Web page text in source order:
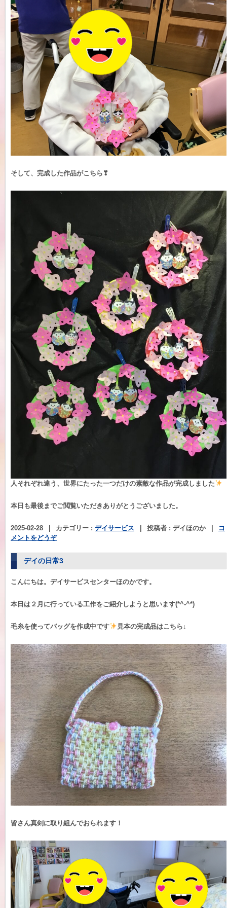
そして、完成した作品がこちら❣
人それぞれ違う、世界にたった一つだけの素敵な作品が完成しました
本日も最後までご閲覧いただきありがとうございました。
2025-02-28 カテゴリー : デイサービス 投稿者 : デイほのか
コ
メントをどうぞ
デイの日常3
こんにちは。デイサービスセンターほのかです。
本日は２月に行っている工作をご紹介しようと思います(*^-^*)
毛糸を使ってバッグを作成中です 見本の完成品はこちら↓
皆さん真剣に取り組んでおられます！